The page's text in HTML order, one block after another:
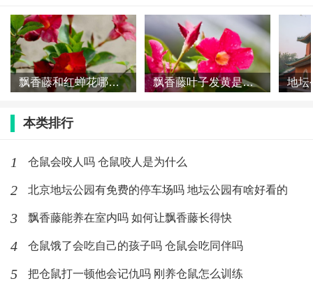
2020年腊八节前后搬家吉日
公历2019年12月25日，农历二零一九年十一月三十，星期
三。冲（庚寅）虎煞南
行 约会 求子 祈福 开光 祭祀 安葬 结婚 订
忌：青龙（黄道）成日，万事大吉
公历2019年12月26日，农历二零一九年腊月初一，星期
宜：求子 祈福 开光 祭祀 结婚 订婚 相亲 出
行 约会 装修 搬家 开业 求财 交易 置业 合
飘香藤和红蝉花哪个好养 飘香藤和红蝉花差别在哪 飘香藤叶子发黄是啥原因 飘香藤叶子老黄怎么办
本类排行
1 仓鼠会咬人吗 仓鼠咬人是为什么
2 北京地坛公园有免费的停车场吗 地坛公园有啥好看的
3 飘香藤能养在室内吗 如何让飘香藤长得快
4 仓鼠饿了会吃自己的孩子吗 仓鼠会吃同伴吗
5 把仓鼠打一顿他会记仇吗 刚养仓鼠怎么训练